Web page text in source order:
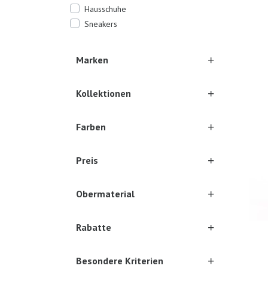
Hausschuhe
Sneakers
Marken
Kollektionen
Farben
Preis
Obermaterial
Rabatte
Besondere Kriterien